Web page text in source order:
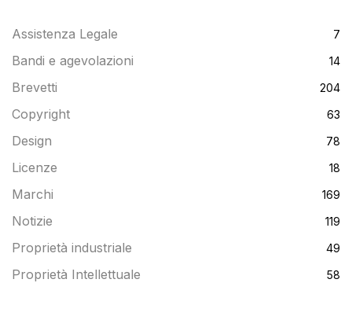
Assistenza Legale 7
Bandi e agevolazioni 14
Brevetti 204
Copyright 63
Design 78
Licenze 18
Marchi 169
Notizie 119
Proprietà industriale 49
Proprietà Intellettuale 58